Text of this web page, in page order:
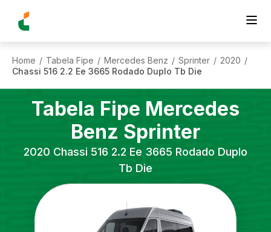
Home / Tabela Fipe / Mercedes Benz / Sprinter / 2020 /
Chassi 516 2.2 Ee 3665 Rodado Duplo Tb Die
Tabela Fipe Mercedes
Benz Sprinter
2020 Chassi 516 2.2 Ee 3665 Rodado Duplo
Tb Die